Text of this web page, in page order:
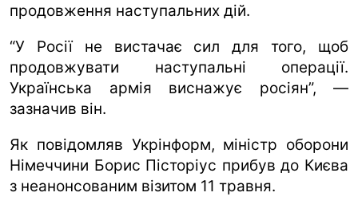
продовження наступальних дій.
“У Росії не вистачає сил для того, щоб
продовжувати наступальні операції.
Українська армія виснажує росіян”, —
зазначив він.
Як повідомляв Укрінформ, міністр оборони
Німеччини Борис Пісторіус прибув до Києва
з неанонсованим візитом 11 травня.